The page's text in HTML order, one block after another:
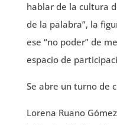
hablar de la cultura
de la palabra”, la
ese “no poder” de
espacio de
Se abre un turno de
Lorena Ruano